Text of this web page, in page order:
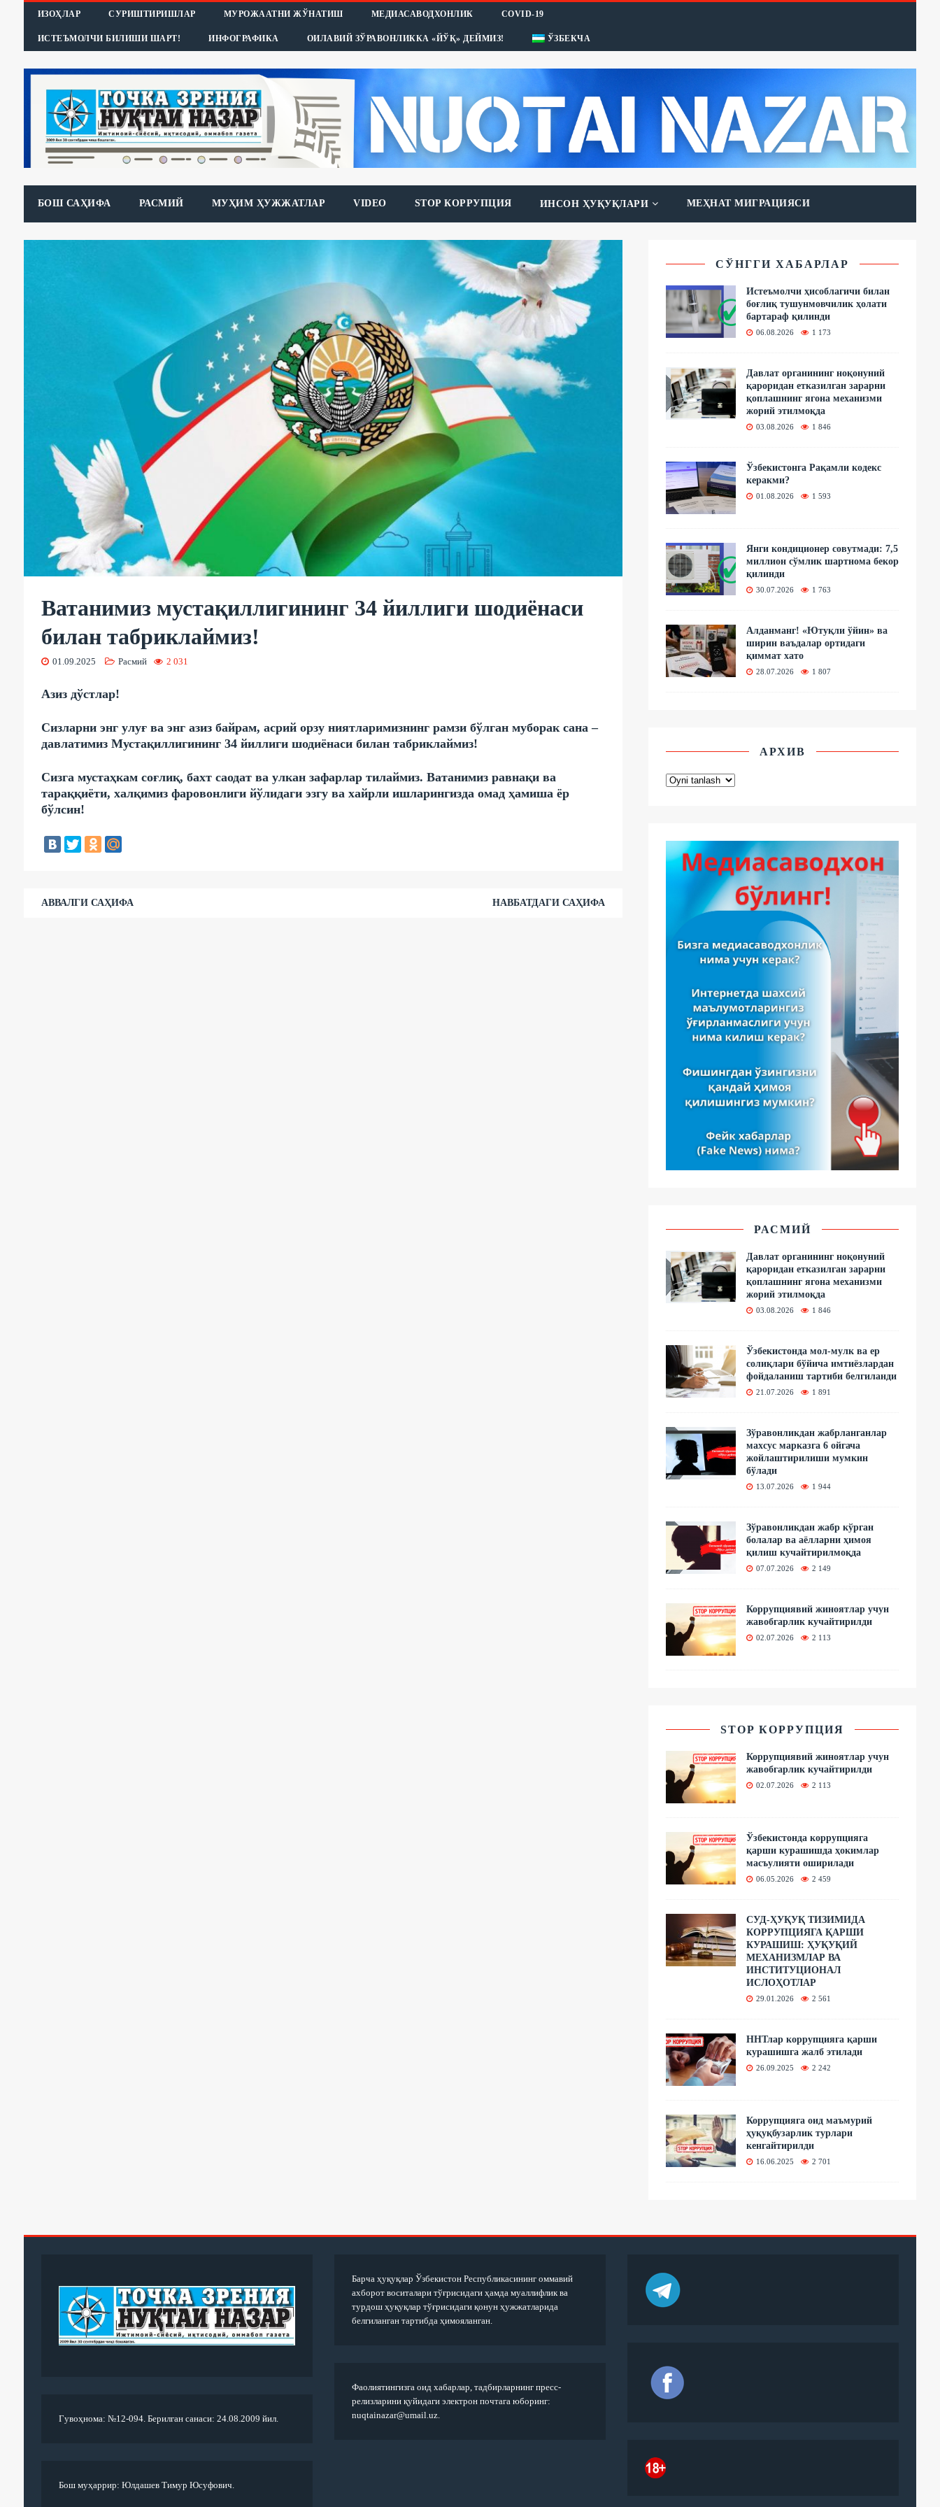
ИЗОҲЛАР СУРИШТИРИШЛАР МУРОЖААТНИ ЖЎНАТИШ МЕДИАСАВОДХОНЛИК COVID-19
ИСТЕЪМОЛЧИ БИЛИШИ ШАРТ! ИНФОГРАФИКА ОИЛАВИЙ ЗЎРАВОНЛИККА «ЙЎҚ» ДЕЙМИЗ! ЎЗБЕКЧА
БОШ САҲИФА РАСМИЙ МУҲИМ ҲУЖЖАТЛАР VIDEO STOP КОРРУПЦИЯ ИНСОН ҲУҚУҚЛАРИ МЕҲНАТ МИГРАЦИЯСИ
Ватанимиз мустақиллигининг 34 йиллиги шодиёнаси
билан табриклаймиз!
01.09.2025 Расмий 2 031
Азиз дўстлар!
Сизларни энг улуғ ва энг азиз байрам, асрий орзу ниятларимизнинг рамзи бўлган муборак сана –
давлатимиз Мустақиллигининг 34 йиллиги шодиёнаси билан табриклаймиз!
Сизга мустаҳкам соғлиқ, бахт саодат ва улкан зафарлар тилаймиз. Ватанимиз равнақи ва
тараққиёти, халқимиз фаровонлиги йўлидаги эзгу ва хайрли ишларингизда омад ҳамиша ёр
бўлсин!
АВВАЛГИ САҲИФА НАВБАТДАГИ САҲИФА
СЎНГГИ ХАБАРЛАР
Истеъмолчи ҳисоблагичи билан
боғлиқ тушунмовчилик ҳолати
бартараф қилинди
06.08.2026 1 173
Давлат органининг ноқонуний
қароридан етказилган зарарни
қоплашнинг ягона механизми
жорий этилмоқда
03.08.2026 1 846
Ўзбекистонга Рақамли кодекс
керакми?
01.08.2026 1 593
Янги кондиционер совутмади: 7,5
миллион сўмлик шартнома бекор
қилинди
30.07.2026 1 763
Алданманг! «Ютуқли ўйин» ва
ширин ваъдалар ортидаги
қиммат хато
28.07.2026 1 807
АРХИВ
РАСМИЙ
Давлат органининг ноқонуний
қароридан етказилган зарарни
қоплашнинг ягона механизми
жорий этилмоқда
03.08.2026 1 846
Ўзбекистонда мол-мулк ва ер
солиқлари бўйича имтиёзлардан
фойдаланиш тартиби белгиланди
21.07.2026 1 891
Зўравонликдан жабрланганлар
махсус марказга 6 ойгача
жойлаштирилиши мумкин
бўлади
13.07.2026 1 944
Зўравонликдан жабр кўрган
болалар ва аёлларни ҳимоя
қилиш кучайтирилмоқда
07.07.2026 2 149
Коррупциявий жиноятлар учун
жавобгарлик кучайтирилди
02.07.2026 2 113
STOP КОРРУПЦИЯ
Коррупциявий жиноятлар учун
жавобгарлик кучайтирилди
02.07.2026 2 113
Ўзбекистонда коррупцияга
қарши курашишда ҳокимлар
масъулияти оширилади
06.05.2026 2 459
СУД-ҲУҚУҚ ТИЗИМИДА
КОРРУПЦИЯГА ҚАРШИ
КУРАШИШ: ҲУҚУҚИЙ
МЕХАНИЗМЛАР ВА
ИНСТИТУЦИОНАЛ
ИСЛОҲОТЛАР
29.01.2026 2 561
ННТлар коррупцияга қарши
курашишга жалб этилади
26.09.2025 2 242
Коррупцияга оид маъмурий
ҳуқуқбузарлик турлари
кенгайтирилди
16.06.2025 2 701
Гувоҳнома: №12-094. Берилган санаси: 24.08.2009 йил.
Бош муҳаррир: Юлдашев Тимур Юсуфович.
Барча ҳуқуқлар Ўзбекистон Республикасининг оммавий
ахборот воситалари тўғрисидаги ҳамда муаллифлик ва
турдош ҳуқуқлар тўғрисидаги қонун ҳужжатларида
белгиланган тартибда ҳимояланган.
Фаолиятингизга оид хабарлар, тадбирларнинг пресс-
релизларини қуйидаги электрон почтага юборинг:
nuqtainazar@umail.uz.